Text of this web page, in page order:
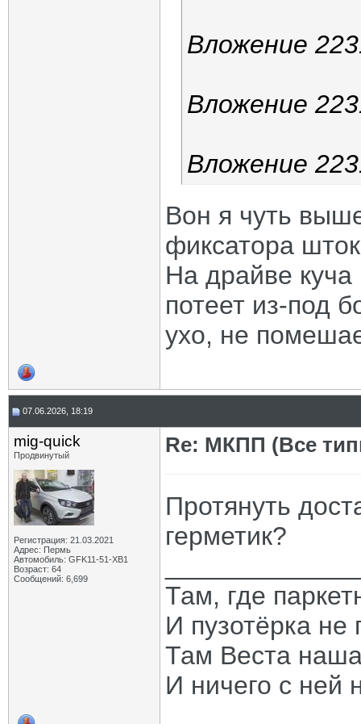
Вложение
Вложение
Вложение
Вон я чуть
фиксатора
На драйве
потеет из-под
ухо, не
07.06.2026, 18:19
mig-quick
Продвинутый
Регистрация: 21.03.2021
Адрес: Пермь
Автомобиль: GFK11-51-ХВ1
Возраст: 64
Сообщений: 6,699
Re: МКПП (Все
Протянуть
герметик?
Там, где
И пузотёрка не
Там Веста
И ничего с ней